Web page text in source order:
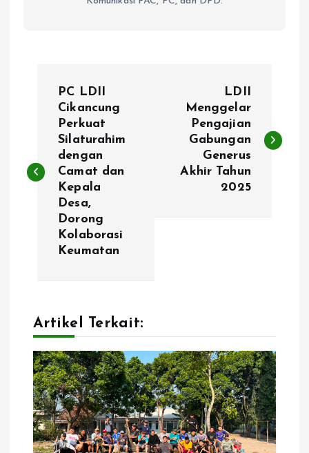
t
g
a
t
PC LDII
Cikancung
Perkuat
Silaturahim
dengan
Camat dan
Kepala
Desa,
Dorong
Kolaborasi
Keumatan
LDII
Menggelar
Pengajian
Gabungan
Generus
Akhir Tahun
2025
Artikel Terkait: